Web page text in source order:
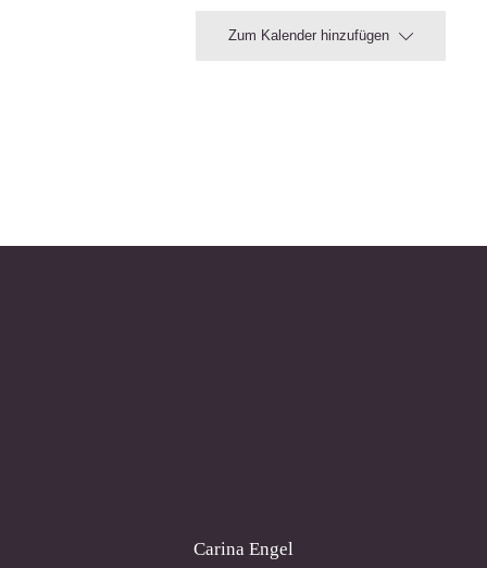
Zum Kalender hinzufügen
Carina Engel